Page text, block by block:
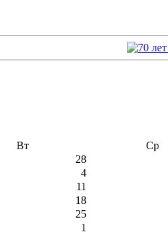
Вт Ср
28
4
11
18
25
1